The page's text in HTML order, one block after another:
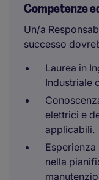
Competenze
Un/a
successo
Laurea in
Industriale
elettrici e
applicabili.
nella